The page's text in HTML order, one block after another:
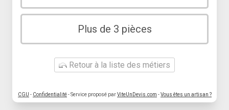
Plus de 3 pièces
Retour à la liste des métiers
CGU - Confidentialité- Service proposé parViteUnDevis.com -Vous êtes un artisan ?